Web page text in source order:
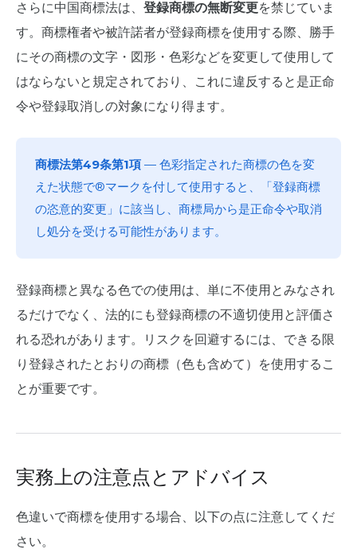
さらに中国商標法は、 登録商標の無断変更を禁じていま
す。商標権者や被許諾者が登録商標を使用する際、勝手
にその商標の文字・図形・色彩などを変更して使用して
はならないと規定されており、これに違反すると是正命
令や登録取消しの対象になり得ます。
商標法第49条第1項 — 色彩指定された商標の色を変
えた状態で®マークを付して使用すると、「登録商標
の恣意的変更」に該当し、商標局から是正命令や取消
し処分を受ける可能性があります。
登録商標と異なる色での使用は、単に不使用とみなされ
るだけでなく、法的にも登録商標の不適切使用と評価さ
れる恐れがあります。リスクを回避するには、できる限
り登録されたとおりの商標（色も含めて）を使用するこ
とが重要です。
実務上の注意点とアドバイス
色違いで商標を使用する場合、以下の点に注意してくだ
さい。